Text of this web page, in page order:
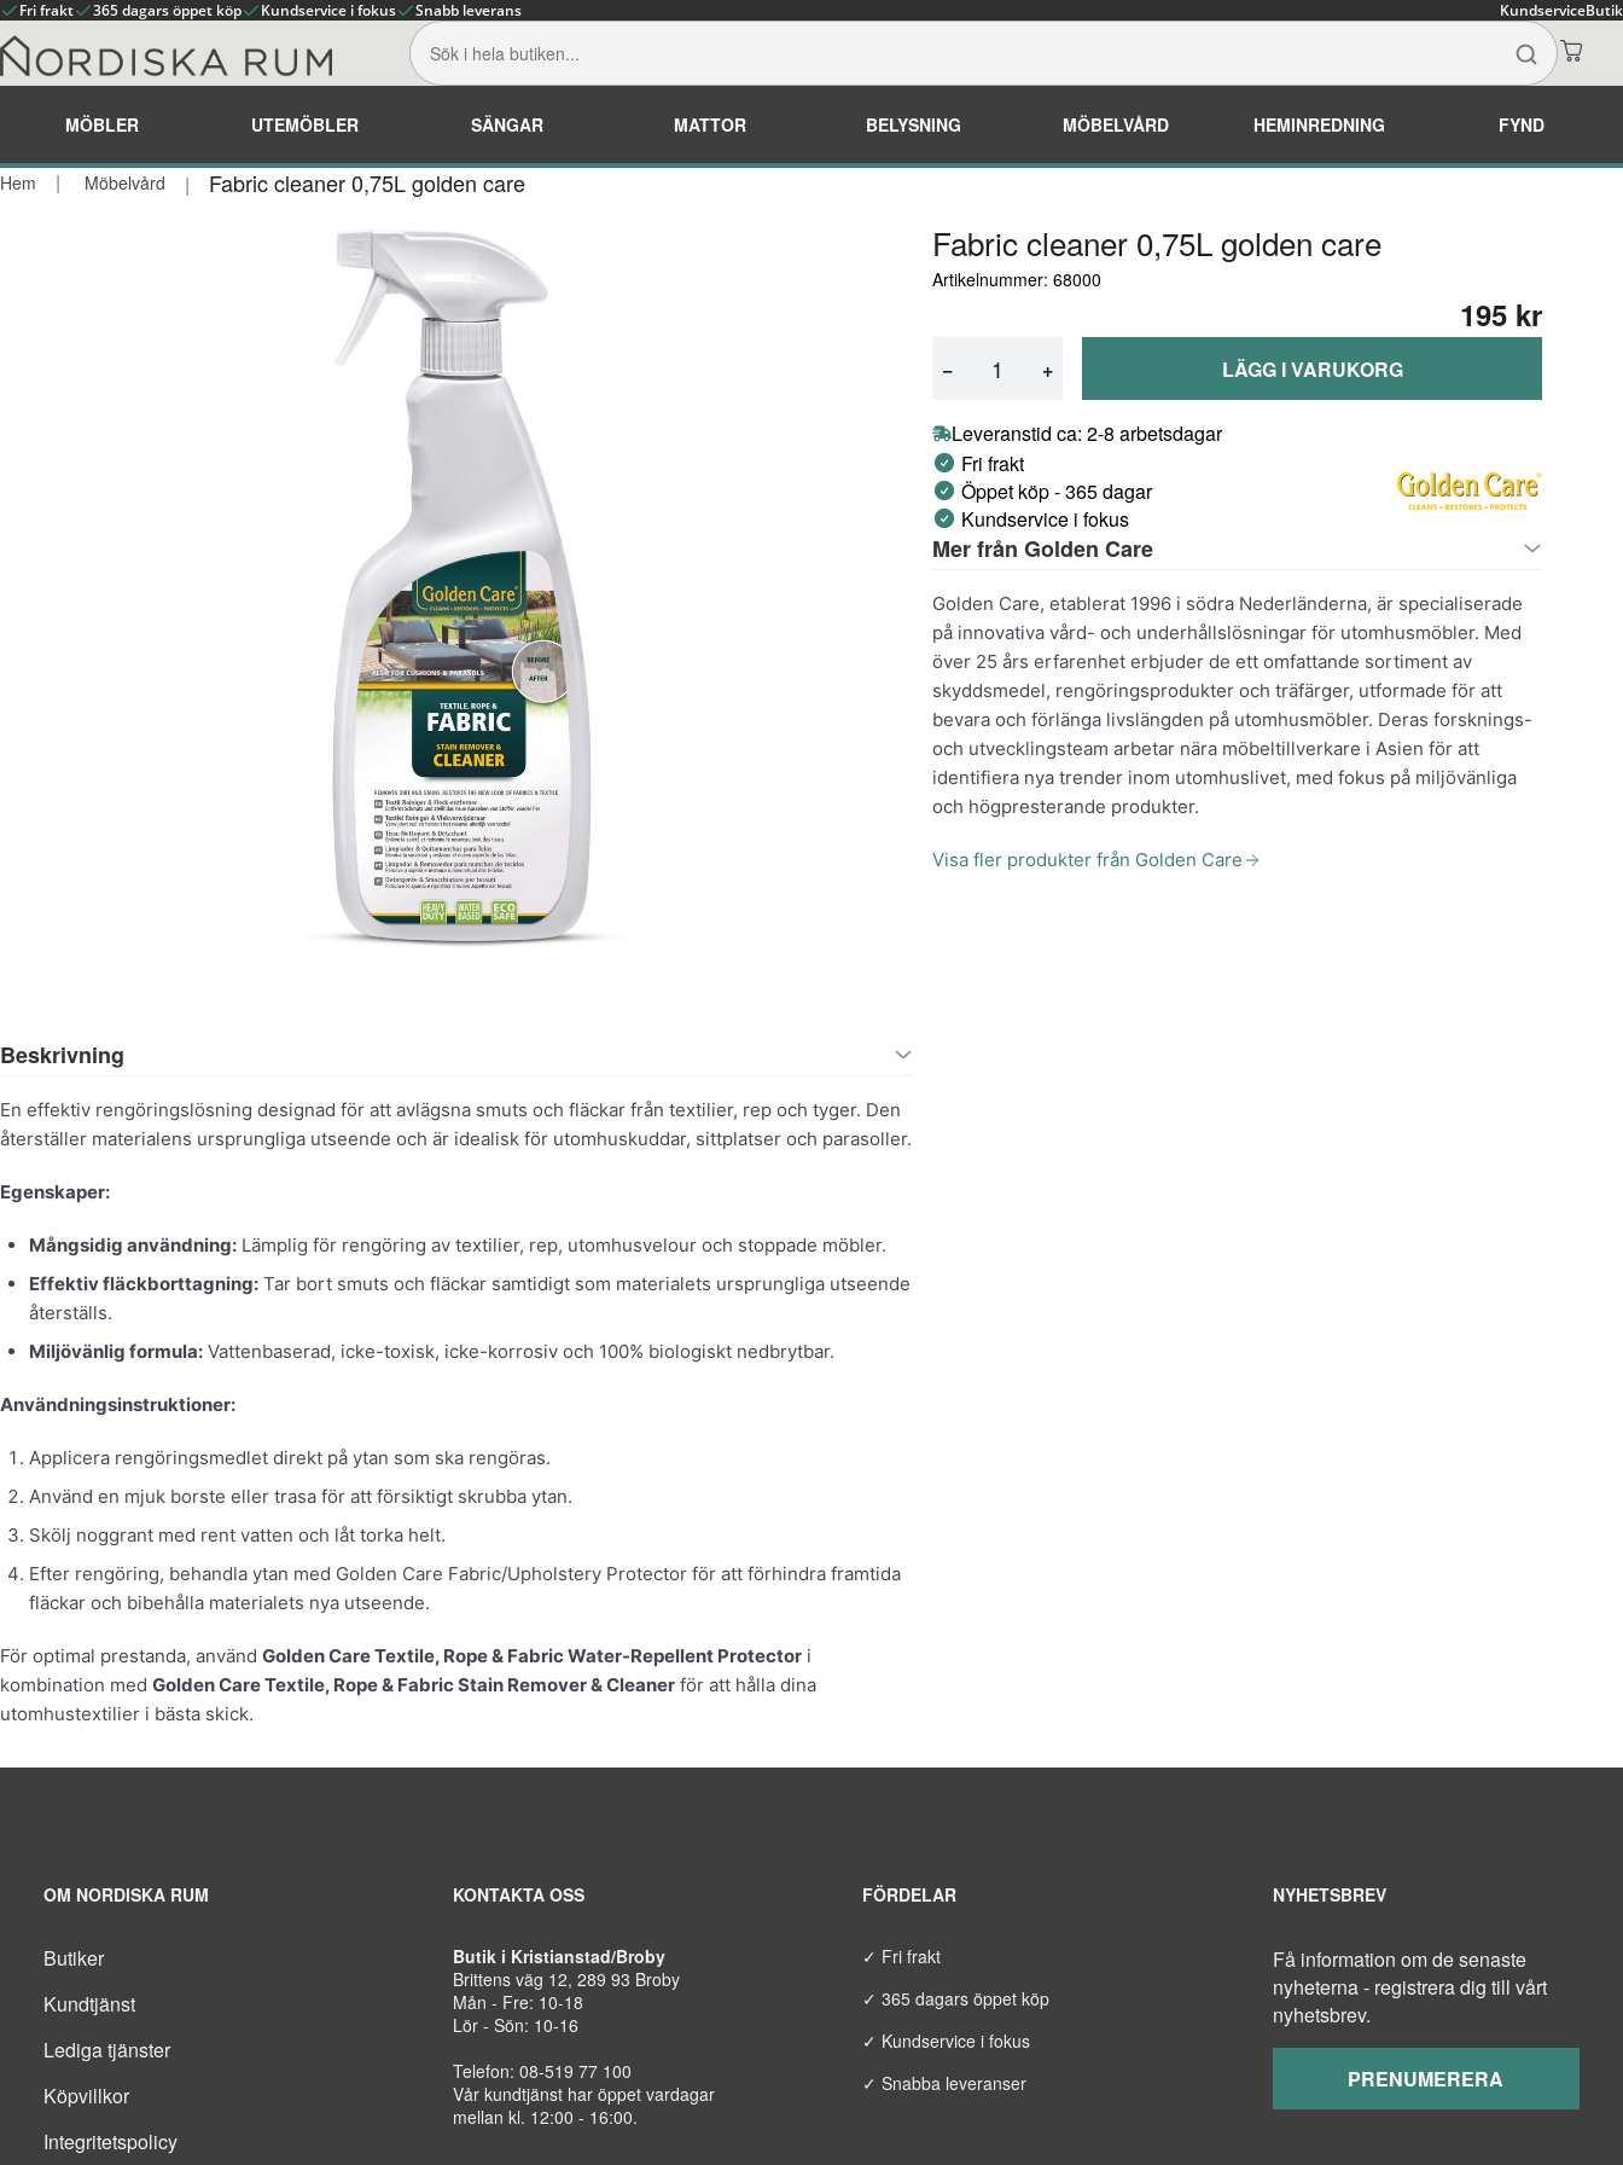
Fri frakt 365 dagars öppet köp Kundservice i fokus Snabb leverans KundserviceButik
MÖBLER UTEMÖBLER SÄNGAR MATTOR BELYSNING MÖBELVÅRD HEMINREDNING FYND
Hem Möbelvård Fabric cleaner 0,75L golden care
Beskrivning
En effektiv rengöringslösning designad för att avlägsna smuts och fläckar från textilier, rep och tyger. Den
återställer materialens ursprungliga utseende och är idealisk för utomhuskuddar, sittplatser och parasoller.
Egenskaper:
Mångsidig användning: Lämplig för rengöring av textilier, rep, utomhusvelour och stoppade möbler.
Effektiv fläckborttagning: Tar bort smuts och fläckar samtidigt som materialets ursprungliga utseende
återställs.
Miljövänlig formula: Vattenbaserad, icke-toxisk, icke-korrosiv och 100% biologiskt nedbrytbar.
Användningsinstruktioner:
Applicera rengöringsmedlet direkt på ytan som ska rengöras.
Använd en mjuk borste eller trasa för att försiktigt skrubba ytan.
Skölj noggrant med rent vatten och låt torka helt.
Efter rengöring, behandla ytan med Golden Care Fabric/Upholstery Protector för att förhindra framtida
fläckar och bibehålla materialets nya utseende.
För optimal prestanda, använd Golden Care Textile, Rope & Fabric Water-Repellent Protector i
kombination med Golden Care Textile, Rope & Fabric Stain Remover & Cleaner för att hålla dina
utomhustextilier i bästa skick.
Fabric cleaner 0,75L golden care
Artikelnummer: 68000
195 kr
− + LÄGG I VARUKORG
Leveranstid ca: 2-8 arbetsdagar
Fri frakt
Öppet köp - 365 dagar
Kundservice i fokus
Mer från Golden Care
Golden Care, etablerat 1996 i södra Nederländerna, är specialiserade
på innovativa vård- och underhållslösningar för utomhusmöbler. Med
över 25 års erfarenhet erbjuder de ett omfattande sortiment av
skyddsmedel, rengöringsprodukter och träfärger, utformade för att
bevara och förlänga livslängden på utomhusmöbler. Deras forsknings-
och utvecklingsteam arbetar nära möbeltillverkare i Asien för att
identifiera nya trender inom utomhuslivet, med fokus på miljövänliga
och högpresterande produkter.
Visa fler produkter från Golden Care
OM NORDISKA RUM
Butiker
Kundtjänst
Lediga tjänster
Köpvillkor
Integritetspolicy
KONTAKTA OSS
Butik i Kristianstad/Broby
Brittens väg 12, 289 93 Broby
Mån - Fre: 10-18
Lör - Sön: 10-16
Telefon: 08-519 77 100
Vår kundtjänst har öppet vardagar
mellan kl. 12:00 - 16:00.
FÖRDELAR
✓ Fri frakt
✓ 365 dagars öppet köp
✓ Kundservice i fokus
✓ Snabba leveranser
NYHETSBREV
Få information om de senaste
nyheterna - registrera dig till vårt
nyhetsbrev.
PRENUMERERA